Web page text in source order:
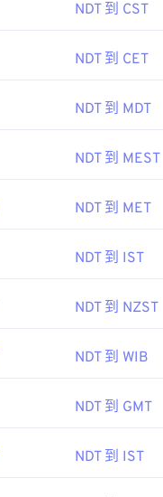
NDT 到 CST
NDT 到 CET
NDT 到 MDT
NDT 到 MEST
NDT 到 MET
NDT 到 IST
NDT 到 NZST
NDT 到 WIB
NDT 到 GMT
NDT 到 IST